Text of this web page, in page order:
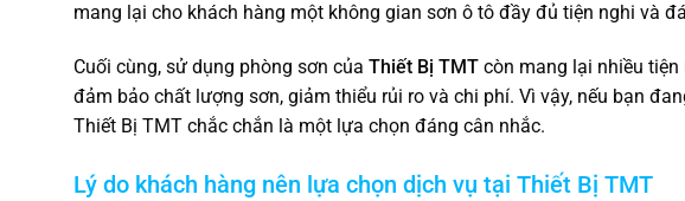
mang lại cho khách hàng một không gian sơn ô tô đầy đủ tiện nghi và
Cuối cùng, sử dụng phòng sơn của Thiết Bị TMT còn mang lại nhiều
đảm bảo chất lượng sơn, giảm thiểu rủi ro và chi phí. Vì vậy, nếu bạn
Thiết Bị TMT chắc chắn là một lựa chọn đáng cân nhắc.
Lý do khách hàng nên lựa chọn dịch vụ tại Thiết Bị TMT